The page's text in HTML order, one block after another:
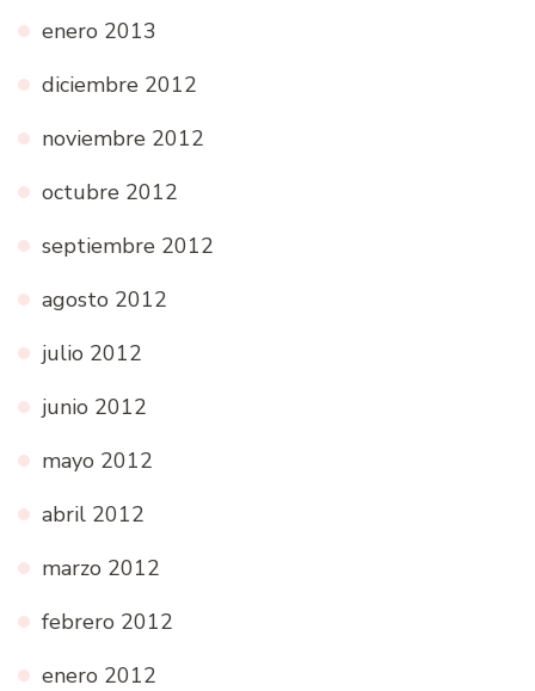
enero 2013
diciembre 2012
noviembre 2012
octubre 2012
septiembre 2012
agosto 2012
julio 2012
junio 2012
mayo 2012
abril 2012
marzo 2012
febrero 2012
enero 2012